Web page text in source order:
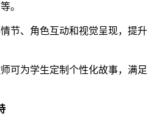
。
节、角色互动和视觉呈现，提升
可为学生定制个性化故事，满足